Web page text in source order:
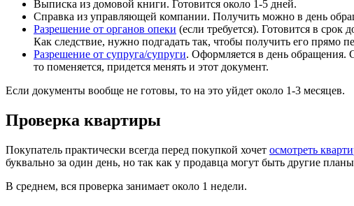
Выписка из домовой книги. Готовится около 1-5 дней.
Справка из управляющей компании. Получить можно в день
Разрешение от органов опеки (если требуется). Готовится в
Как следствие, нужно подгадать так, чтобы получить его прямо
Разрешение от супруга/супруги. Оформляется в день обращения.
то поменяется, придется менять и этот документ.
Если документы вообще не готовы, то на это уйдет около 1-3 месяцев.
Проверка квартиры
Покупатель практически всегда перед покупкой хочет осмотреть
буквально за один день, но так как у продавца могут быть другие
В среднем, вся проверка занимает около 1 недели.